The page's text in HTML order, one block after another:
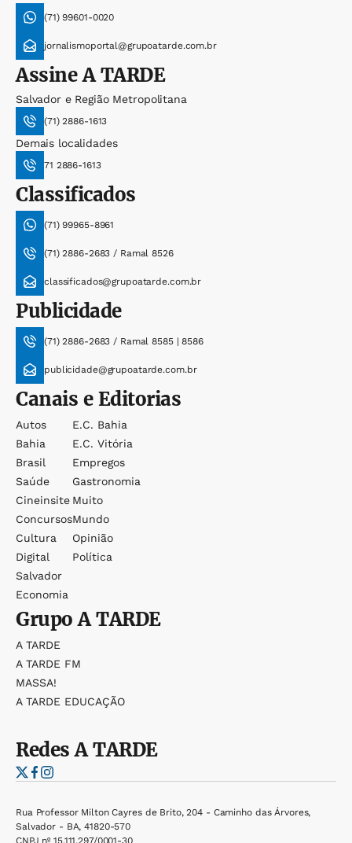
(71) 99601-0020
jornalismoportal@grupoatarde.com.br
AssineA TARDE
Salvador e Região Metropolitana
(71) 2886-1613
Demais localidades
71 2886-1613
Classificados
(71) 99965-8961
(71) 2886-2683 / Ramal 8526
classificados@grupoatarde.com.br
Publicidade
(71) 2886-2683 / Ramal 8585 | 8586
publicidade@grupoatarde.com.br
Canais e Editorias
Autos
Bahia
Brasil
Saúde
Cineinsite
Concursos
Cultura
Digital
Salvador
Economia
E.c. Bahia
E.c. Vitória
Empregos
Gastronomia
Muito
Mundo
Opinião
Política
GrupoA TARDE
A TARDE
A TARDE FM
MASSA!
A TARDE EDUCAÇÃO
RedesA TARDE
Rua Professor Milton Cayres de Brito, 204 - Caminho das Árvores,
Salvador - BA, 41820-570
CNPJ nº 15.111.297/0001-30